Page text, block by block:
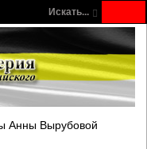
Искать...
Анны Вырубовой